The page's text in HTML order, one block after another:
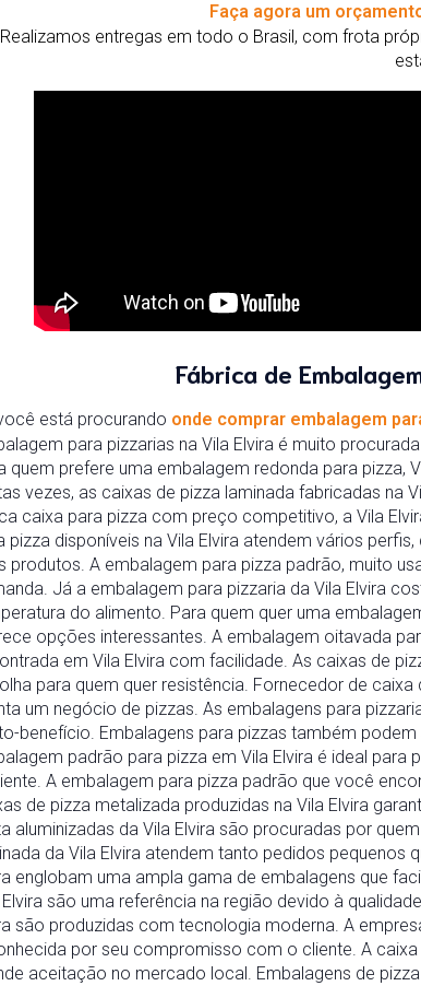
Faça agora um
Realizamos entregas em todo o Brasil, com frota
Fábrica de
está procurando onde comprar embalagem
para pizzarias na Vila Elvira é muito
quem prefere uma embalagem redonda para
vezes, as caixas de pizza laminada fabricadas na
caixa para pizza com preço competitivo, a Vila
pizza disponíveis na Vila Elvira atendem vários
produtos. A embalagem para pizza padrão, muito
Já a embalagem para pizzaria da Vila Elvira
do alimento. Para quem quer uma
opções interessantes. A embalagem oitavada
em Vila Elvira com facilidade. As caixas de
para quem quer resistência. Fornecedor de
um negócio de pizzas. As embalagens para
benefício. Embalagens para pizzas também
padrão para pizza em Vila Elvira é ideal
A embalagem para pizza padrão que você
de pizza metalizada produzidas na Vila Elvira
aluminizadas da Vila Elvira são procuradas por
da Vila Elvira atendem tanto pedidos
englobam uma ampla gama de embalagens que
são uma referência na região devido à
são produzidas com tecnologia moderna. A
por seu compromisso com o cliente. A
aceitação no mercado local. Embalagens de